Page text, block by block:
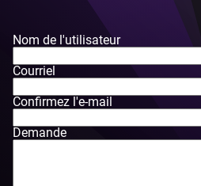
Nom de l'utilisateur
Courriel
Confirmez l'e-mail
Demande